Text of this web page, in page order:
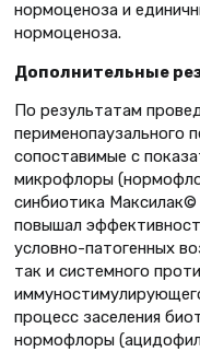
нормоценоза и
нормоценоза.
Дополнительные
По результатам
перименопаузального
сопоставимые с
микрофлоры
синбиотика Максилак©
повышал
условно-патогенных
так и системного
процесс заселения
нормофлоры